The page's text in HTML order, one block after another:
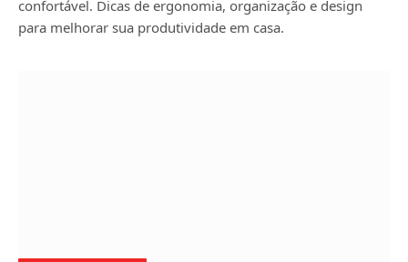
confortável. Dicas de ergonomia, organização e design
para melhorar sua produtividade em casa.